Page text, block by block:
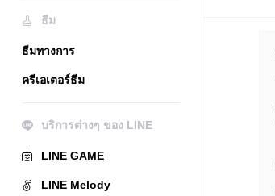
ธีม
ธีมทางการ
ครีเอเตอร์ธีม
บริการต่างๆ ของ LINE
LINE GAME
LINE Melody